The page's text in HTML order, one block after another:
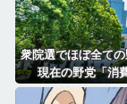
衆院選でほぼ全て
現在の野党「消